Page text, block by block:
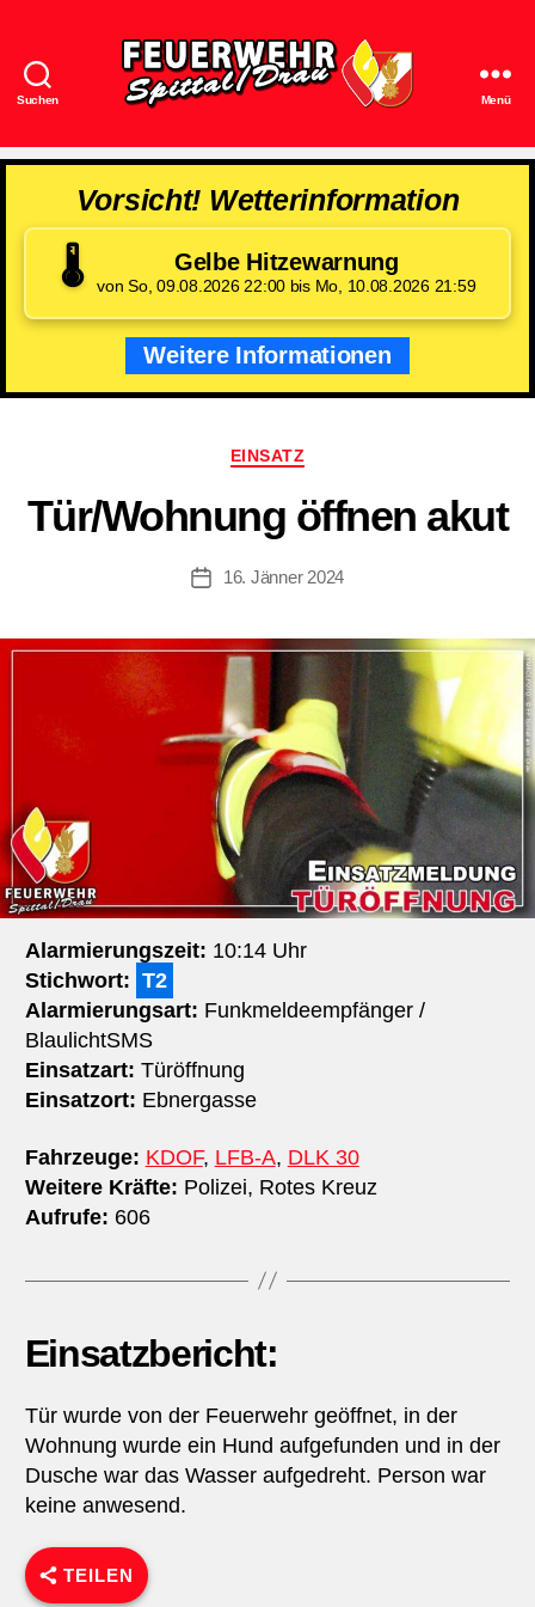
Suchen
Spittal/Drau
Menü
Vorsicht! Wetterinformation
🌡️ Gelbe Hitzewarnung
von So, 09.08.2026 22:00 bis Mo, 10.08.2026 21:59
Weitere Informationen
Kategorien
EINSATZ
Tür/​Wohnung öffnen akut
Beitragsdatum
16. Jänner 2024
Alarmierungszeit: 10:14 Uhr
Stichwort: T2
Alarmierungsart: Funkmeldeempfänger /
BlaulichtSMS
Einsatzart: Türöffnung
Einsatzort: Ebnergasse
Fahrzeuge: KDOF, LFB-A, DLK 30
Weitere Kräfte: Polizei, Rotes Kreuz
Aufrufe: 606
Einsatzbericht:
Tür wurde von der Feuerwehr geöffnet, in der
Wohnung wurde ein Hund aufgefunden und in der
Dusche war das Wasser aufgedreht. Person war
keine anwesend.
TEILEN